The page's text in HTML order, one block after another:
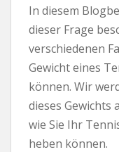
In diesem
dieser Frage
verschiedenen
Gewicht eines
können. Wir
dieses
wie Sie Ihr
heben können.